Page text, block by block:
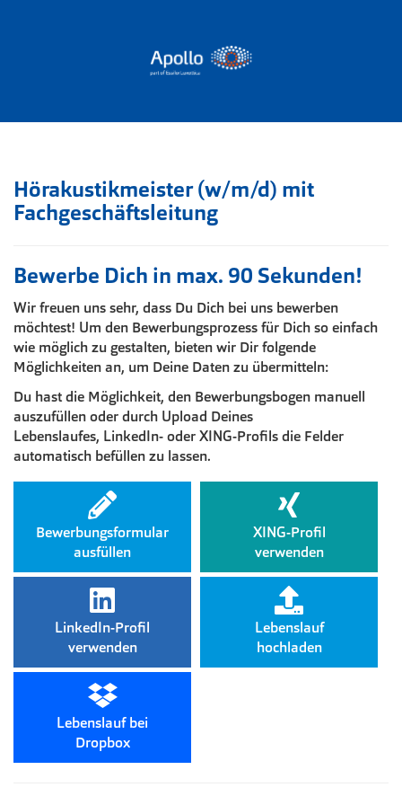
Hörakustikmeister (w/m/d) mit
Fachgeschäftsleitung
Bewerbe Dich in max. 90 Sekunden!
Wir freuen uns sehr, dass Du Dich bei uns bewerben
möchtest! Um den Bewerbungsprozess für Dich so einfach
wie möglich zu gestalten, bieten wir Dir folgende
Möglichkeiten an, um Deine Daten zu übermitteln:
Du hast die Möglichkeit, den Bewerbungsbogen manuell
auszufüllen oder durch Upload Deines
Lebenslaufes, LinkedIn- oder XING-Profils die Felder
automatisch befüllen zu lassen.
Bewerbungsformular
ausfüllen
XING-Profil
verwenden
LinkedIn-Profil
verwenden
Lebenslauf
hochladen
Lebenslauf bei
Dropbox